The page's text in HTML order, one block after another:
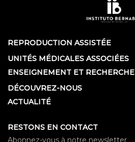
REPRODUCTION ASSISTÉE
UNITÉS MÉDICALES ASSOCIÉES
ENSEIGNEMENT ET RECHERCHE
DÉCOUVREZ-NOUS
ACTUALITÉ
RESTONS EN CONTACT
Abonnez-vous à notre newsletter